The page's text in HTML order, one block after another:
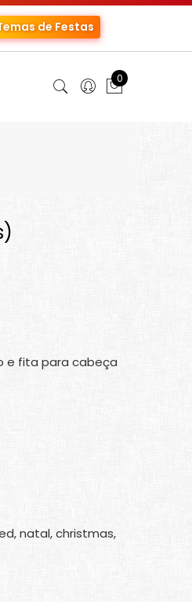
de Festas
0
e fita para cabeça
natal, christmas,